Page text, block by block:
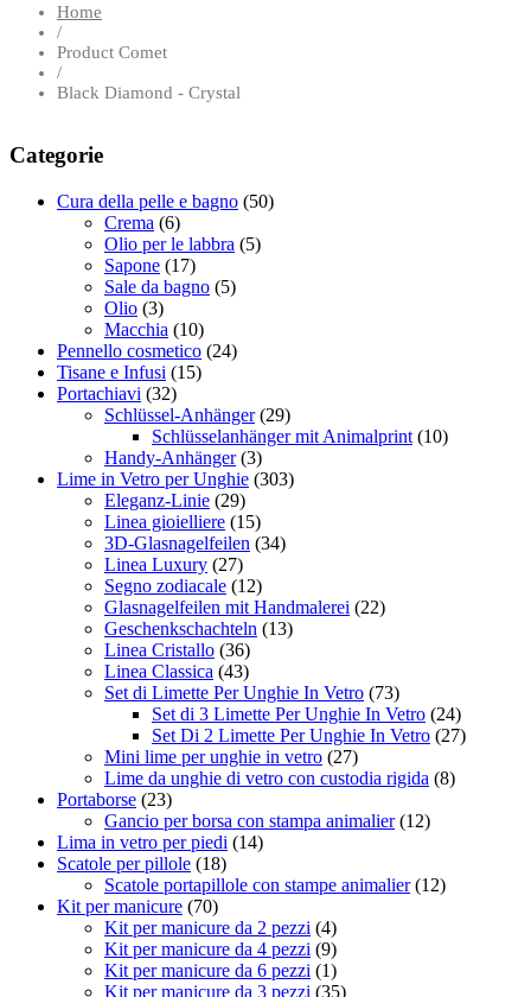
Home
/
Product Comet
/
Black Diamond - Crystal
Categorie
Cura della pelle e bagno (50)
Crema (6)
Olio per le labbra (5)
Sapone (17)
Sale da bagno (5)
Olio (3)
Macchia (10)
Pennello cosmetico (24)
Tisane e Infusi (15)
Portachiavi (32)
Schlüssel-Anhänger (29)
Schlüsselanhänger mit Animalprint (10)
Handy-Anhänger (3)
Lime in Vetro per Unghie (303)
Eleganz-Linie (29)
Linea gioielliere (15)
3D-Glasnagelfeilen (34)
Linea Luxury (27)
Segno zodiacale (12)
Glasnagelfeilen mit Handmalerei (22)
Geschenkschachteln (13)
Linea Cristallo (36)
Linea Classica (43)
Set di Limette Per Unghie In Vetro (73)
Set di 3 Limette Per Unghie In Vetro (24)
Set Di 2 Limette Per Unghie In Vetro (27)
Mini lime per unghie in vetro (27)
Lime da unghie di vetro con custodia rigida (8)
Portaborse (23)
Gancio per borsa con stampa animalier (12)
Lima in vetro per piedi (14)
Scatole per pillole (18)
Scatole portapillole con stampe animalier (12)
Kit per manicure (70)
Kit per manicure da 2 pezzi (4)
Kit per manicure da 4 pezzi (9)
Kit per manicure da 6 pezzi (1)
Kit per manicure da 3 pezzi (35)